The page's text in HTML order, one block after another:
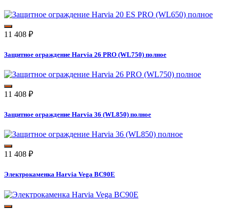
11 408 ₽
Защитное ограждение Harvia 26 PRO (WL750) полное
11 408 ₽
Защитное ограждение Harvia 36 (WL850) полное
11 408 ₽
Электрокаменка Harvia Vega BC90Е